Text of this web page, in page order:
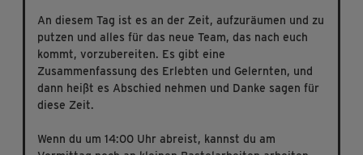
An diesem Tag ist es an der Zeit, aufzuräumen und zu
putzen und alles für das neue Team, das nach euch
kommt, vorzubereiten. Es gibt eine
Zusammenfassung des Erlebten und Gelernten, und
dann heißt es Abschied nehmen und Danke sagen für
diese Zeit.
Wenn du um 14:00 Uhr abreist, kannst du am